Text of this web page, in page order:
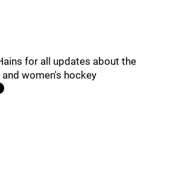
for all updates about the
women's hockey